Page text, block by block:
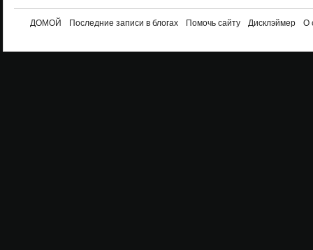
ДОМОЙ Последние записи в блогах Помочь сайту Дисклэймер О